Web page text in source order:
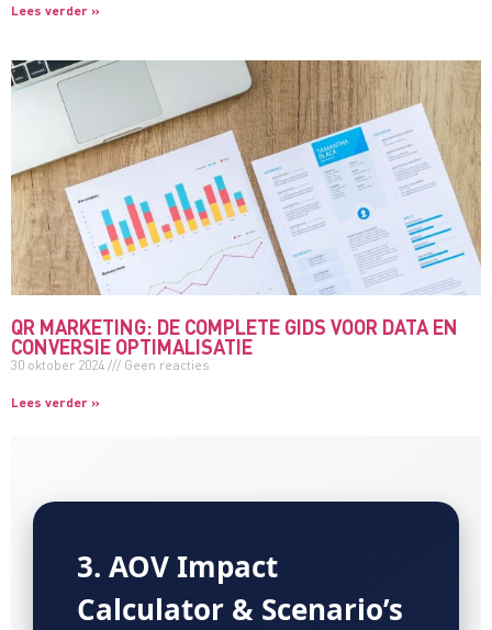
Lees verder »
QR MARKETING: DE COMPLETE GIDS VOOR DATA EN
CONVERSIE OPTIMALISATIE
30 oktober 2024 Geen reacties
Lees verder »
3. AOV Impact
Calculator & Scenario’s